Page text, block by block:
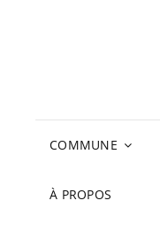
COMMUNE
À PROPOS